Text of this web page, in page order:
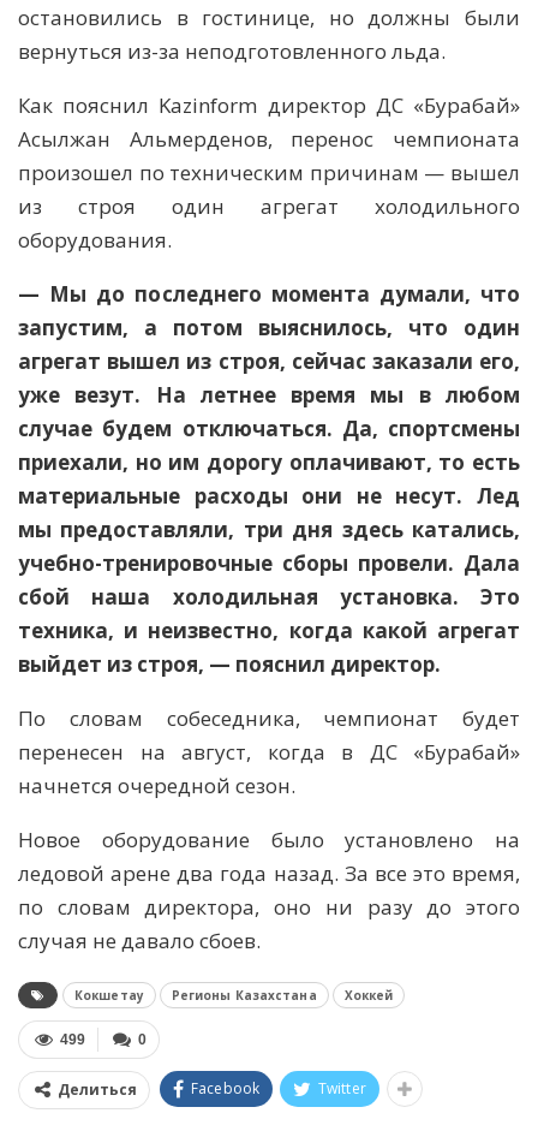
остановились в гостинице, но должны были
вернуться из-за неподготовленного льда.
Как пояснил Kazinform директор ДС «Бурабай»
Асылжан Альмерденов, перенос чемпионата
произошел по техническим причинам — вышел
из строя один агрегат холодильного
оборудования.
— Мы до последнего момента думали, что
запустим, а потом выяснилось, что один
агрегат вышел из строя, сейчас заказали его,
уже везут. На летнее время мы в любом
случае будем отключаться. Да, спортсмены
приехали, но им дорогу оплачивают, то есть
материальные расходы они не несут. Лед
мы предоставляли, три дня здесь катались,
учебно-тренировочные сборы провели. Дала
сбой наша холодильная установка. Это
техника, и неизвестно, когда какой агрегат
выйдет из строя, — пояснил директор.
По словам собеседника, чемпионат будет
перенесен на август, когда в ДС «Бурабай»
начнется очередной сезон.
Новое оборудование было установлено на
ледовой арене два года назад. За все это время,
по словам директора, оно ни разу до этого
случая не давало сбоев.
Кокшетау Регионы Казахстана Хоккей
0
499
Делиться Facebook Twitter